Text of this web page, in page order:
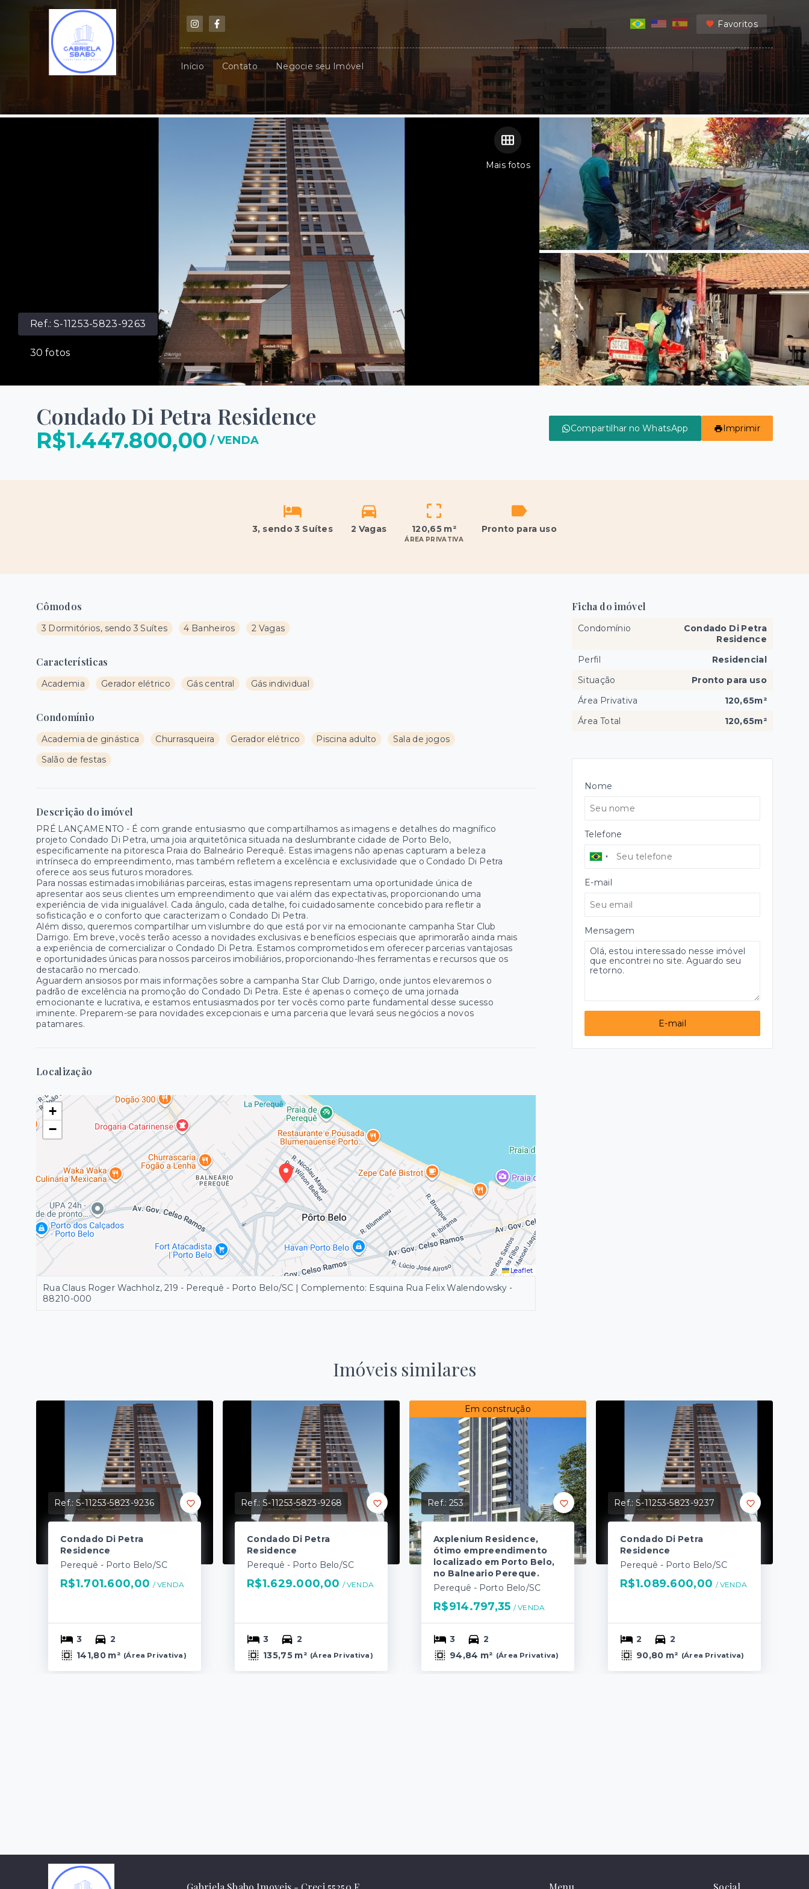
Favoritos
Início Contato Negocie seu Imóvel
Ref.:S-11253-5823-9263
30 fotos
Mais fotos
Condado Di Petra Residence
R$1.447.800,00 /VENDA
Compartilhar no WhatsApp Imprimir
3, sendo 3 Suítes 2 Vagas 120,65 m²
ÁREA PRIVATIVA
Pronto para uso
Cômodos
3 Dormitórios, sendo 3 Suítes 4 Banheiros 2 Vagas
Características
Academia Gerador elétrico Gás central Gás individual
Condomínio
Academia de ginástica Churrasqueira Gerador elétrico Piscina adulto
Sala de jogos
Salão de festas
Descrição do imóvel
PRÉ LANÇAMENTO - É com grande entusiasmo que compartilhamos as imagens e detalhes do magnífico
projeto Condado Di Petra, uma joia arquitetônica situada na deslumbrante cidade de Porto Belo,
especificamente na pitoresca Praia do Balneário Perequê. Estas imagens não apenas capturam a beleza
intrínseca do empreendimento, mas também refletem a excelência e exclusividade que o Condado Di Petra
oferece aos seus futuros moradores.
Para nossas estimadas imobiliárias parceiras, estas imagens representam uma oportunidade única de
apresentar aos seus clientes um empreendimento que vai além das expectativas, proporcionando uma
experiência de vida inigualável. Cada ângulo, cada detalhe, foi cuidadosamente concebido para refletir a
sofisticação e o conforto que caracterizam o Condado Di Petra.
Além disso, queremos compartilhar um vislumbre do que está por vir na emocionante campanha Star Club
Darrigo. Em breve, vocês terão acesso a novidades exclusivas e benefícios especiais que aprimorarão ainda mais
a experiência de comercializar o Condado Di Petra. Estamos comprometidos em oferecer parcerias vantajosas
e oportunidades únicas para nossos parceiros imobiliários, proporcionando-lhes ferramentas e recursos que os
destacarão no mercado.
Aguardem ansiosos por mais informações sobre a campanha Star Club Darrigo, onde juntos elevaremos o
padrão de excelência na promoção do Condado Di Petra. Este é apenas o começo de uma jornada
emocionante e lucrativa, e estamos entusiasmados por ter vocês como parte fundamental desse sucesso
iminente. Preparem-se para novidades excepcionais e uma parceria que levará seus negócios a novos
patamares.
Localização
+
−
Leaflet
Rua Claus Roger Wachholz, 219 - Perequê - Porto Belo/SC | Complemento: Esquina Rua Felix Walendowsky -
88210-000
Ficha do imóvel
Condomínio
Condado Di Petra
Residence
Perfil
Residencial
Situação
Pronto para uso
Área Privativa
120,65m²
Área Total
120,65m²
Nome
Telefone
E-mail
Mensagem
E-mail
Imóveis similares
Ref.:S-11253-5823-9236
Condado Di Petra
Residence
Perequê - Porto Belo/SC
R$1.701.600,00 / VENDA
3
2
141,80 m² (Área Privativa)
Ref.:S-11253-5823-9268
Condado Di Petra
Residence
Perequê - Porto Belo/SC
R$1.629.000,00 / VENDA
3
2
135,75 m² (Área Privativa)
Em construção
Ref.:253
Axplenium Residence,
ótimo empreendimento
localizado em Porto Belo,
no Balneario Pereque.
Perequê - Porto Belo/SC
R$914.797,35 / VENDA
3
2
94,84 m² (Área Privativa)
Ref.:S-11253-5823-9237
Condado Di Petra
Residence
Perequê - Porto Belo/SC
R$1.089.600,00 / VENDA
2
2
90,80 m² (Área Privativa)